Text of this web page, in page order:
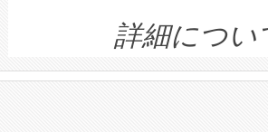
quality and
BESS stack to
centers. Voltaiqは
す。ノーマルモー
ートル先まで検出
トに対して約600
詳細につい